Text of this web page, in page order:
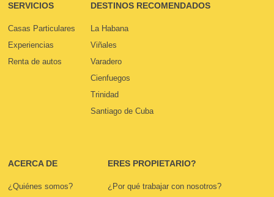
SERVICIOS
Casas Particulares
Experiencias
Renta de autos
DESTINOS RECOMENDADOS
La Habana
Viñales
Varadero
Cienfuegos
Trinidad
Santiago de Cuba
ACERCA DE
¿Quiénes somos?
ERES PROPIETARIO?
¿Por qué trabajar con nosotros?